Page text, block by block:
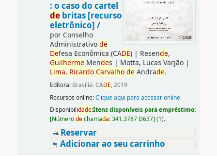
: o caso do cartel
debritas [recurso
eletrônico] /
por Conselho
Administrativode
Defesa Econômica (CADE)| Resende,
GuilhermeMendes | Motta, Lucas Varjão|
Lima, Ricardo Carvalho deAndrade.
Editora: Brasília: CADE, 2019
Recursos online:Clique aqui para acessar online
Disponibilidade:Itens disponíveis para empréstimo:
[Númerodechamada:341.3787 D637] (1).
Reservar
Adicionar ao seu carrinho